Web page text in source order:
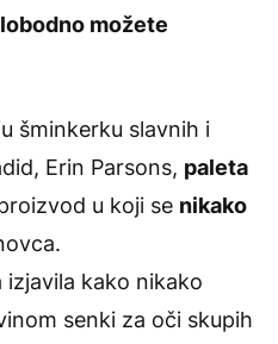
možete
šminkerku slavnih i
, Erin Parsons, paleta
u koji se nikako
izjavila kako nikako
senki za oči skupih